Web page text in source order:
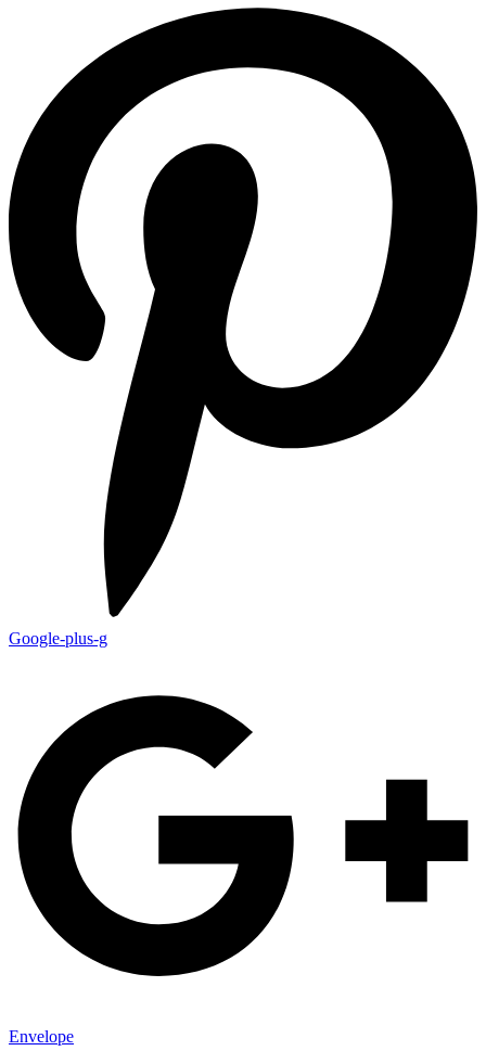
Google-plus-g
Envelope